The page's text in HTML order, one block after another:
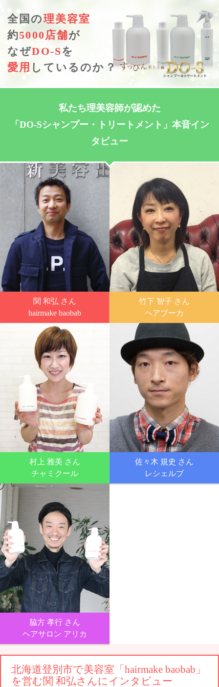
全国の理美容室
約5000店舗が
なぜDO-Sを
愛用 しているのか？
私たち理美容師が認めた
「DO-Sシャンプー・トリートメント」本音イン
タビュー
関 和弘 さん
hairmake baobab
竹下 智子 さん
ヘアブーカ
村上 雅美 さん
チャミクール
佐々木 規史 さん
レシェルブ
脇方 孝行 さん
ヘアサロン アリカ
北海道登別市で美容室「hairmake baobab」
を営む関 和弘さんにインタビュー